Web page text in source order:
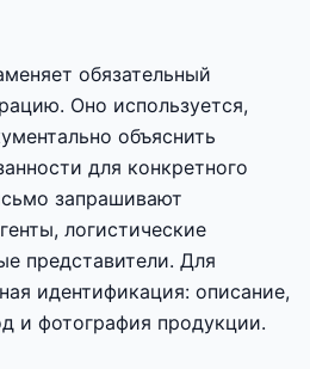
обязательный
Оно используется,
объяснить
для конкретного
запрашивают
логистические
представители. Для
идентификация: описание,
и фотография продукции.